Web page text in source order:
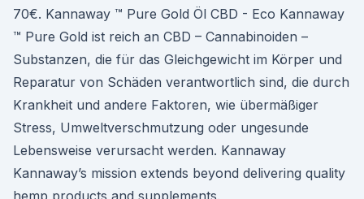
70€. Kannaway ™ Pure Gold Öl CBD - Eco Kannaway
™ Pure Gold ist reich an CBD – Cannabinoiden –
Substanzen, die für das Gleichgewicht im Körper und
Reparatur von Schäden verantwortlich sind, die durch
Krankheit und andere Faktoren, wie übermäßiger
Stress, Umweltverschmutzung oder ungesunde
Lebensweise verursacht werden. Kannaway
Kannaway’s mission extends beyond delivering quality
hemp products and supplements.